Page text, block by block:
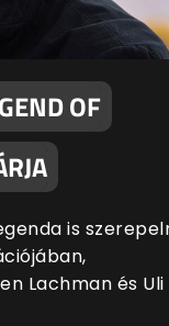
OF
is
Lachman és Uli